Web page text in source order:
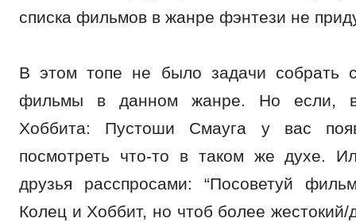
списка фильмов в жанре фэнтези не
В этом топе не было задачи собрать
фильмы в данном жанре. Но если,
Хоббита: Пустоши Смауга у вас
посмотреть что-то в таком же духе.
друзья расспросами: “Посоветуй
Колец и Хоббит, но чтоб более